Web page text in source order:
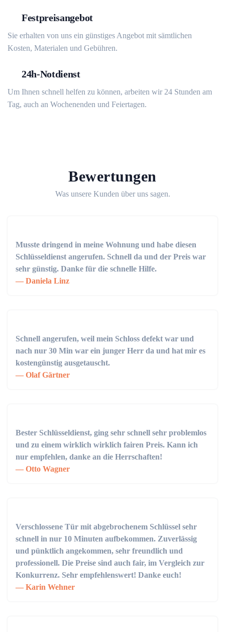
Festpreisangebot
Sie erhalten von uns ein günstiges Angebot mit sämtlichen
Kosten, Materialen und Gebühren.
24h-Notdienst
Um Ihnen schnell helfen zu können, arbeiten wir 24 Stunden am
Tag, auch an Wochenenden und Feiertagen.
Bewertungen
Was unsere Kunden über uns sagen.
Musste dringend in meine Wohnung und habe diesen
Schlüsseldienst angerufen. Schnell da und der Preis war
sehr günstig. Danke für die schnelle Hilfe.
Daniela Linz
Schnell angerufen, weil mein Schloss defekt war und
nach nur 30 Min war ein junger Herr da und hat mir es
kostengünstig ausgetauscht.
Olaf Gärtner
Bester Schlüsseldienst, ging sehr schnell sehr problemlos
und zu einem wirklich wirklich fairen Preis. Kann ich
nur empfehlen, danke an die Herrschaften!
Otto Wagner
Verschlossene Tür mit abgebrochenem Schlüssel sehr
schnell in nur 10 Minuten aufbekommen. Zuverlässig
und pünktlich angekommen, sehr freundlich und
professionell. Die Preise sind auch fair, im Vergleich zur
Konkurrenz. Sehr empfehlenswert! Danke euch!
Karin Wehner